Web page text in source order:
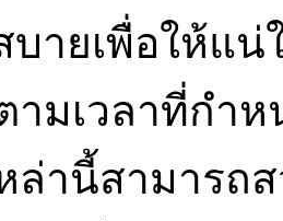
ายเพื่อให้แ
มเวลาที่กำ
ล่านี้สามารถ